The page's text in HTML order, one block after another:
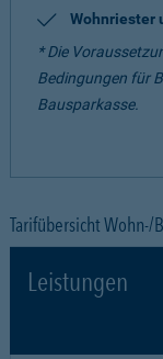
Wohnriester
* Die
Bedingungen für
Bausparkasse.
Tarifübersicht Wohn-/
Leistungen